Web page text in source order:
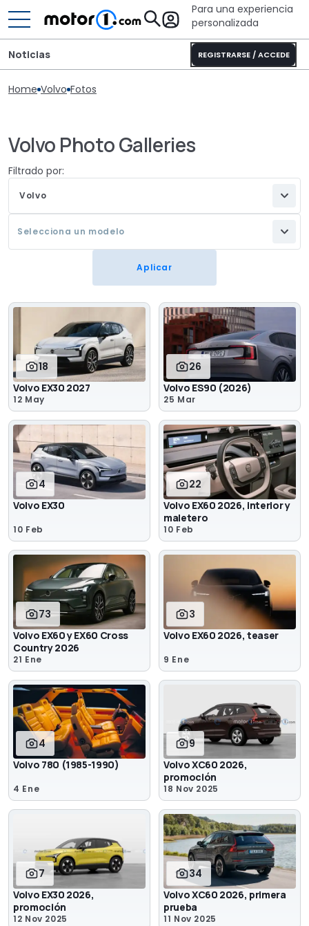
Para una experiencia
personalizada
REGISTRARSE / ACCEDE
Noticias
Home Volvo Fotos
Volvo Photo Galleries
Filtrado por:
Volvo
Selecciona un modelo
18
Volvo EX30 2027
12 May
26
Volvo ES90 (2026)
25 Mar
4
Volvo EX30
10 Feb
22
Volvo EX60 2026, interior y
maletero
10 Feb
73
Volvo EX60 y EX60 Cross
Country 2026
21 Ene
3
Volvo EX60 2026, teaser
9 Ene
4
Volvo 780 (1985-1990)
4 Ene
9
Volvo XC60 2026,
promoción
18 Nov 2025
7
Volvo EX30 2026,
promoción
12 Nov 2025
34
Volvo XC60 2026, primera
prueba
11 Nov 2025